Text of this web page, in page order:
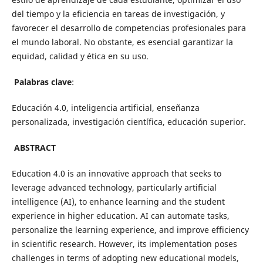
del tiempo y la eficiencia en tareas de investigación, y
favorecer el desarrollo de competencias profesionales para
el mundo laboral. No obstante, es esencial garantizar la
equidad, calidad y ética en su uso.
Palabras clave:
Educación 4.0, inteligencia artificial, enseñanza
personalizada, investigación científica, educación superior.
ABSTRACT
Education 4.0 is an innovative approach that seeks to
leverage advanced technology, particularly artificial
intelligence (AI), to enhance learning and the student
experience in higher education. AI can automate tasks,
personalize the learning experience, and improve efficiency
in scientific research. However, its implementation poses
challenges in terms of adopting new educational models,